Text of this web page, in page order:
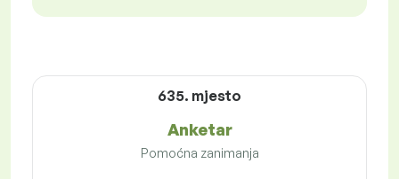
635. mjesto
Anketar
Pomoćna zanimanja